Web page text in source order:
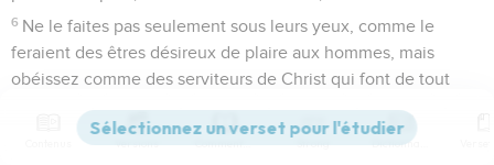
6 Ne le faites pas seulement sous leurs yeux, comme le
feraient des êtres désireux de plaire aux hommes, mais
obéissez comme des serviteurs de Christ qui font de tout
Servez-les avec bonne volonté, comme si vous serviez le
Versions Commentaires Strong